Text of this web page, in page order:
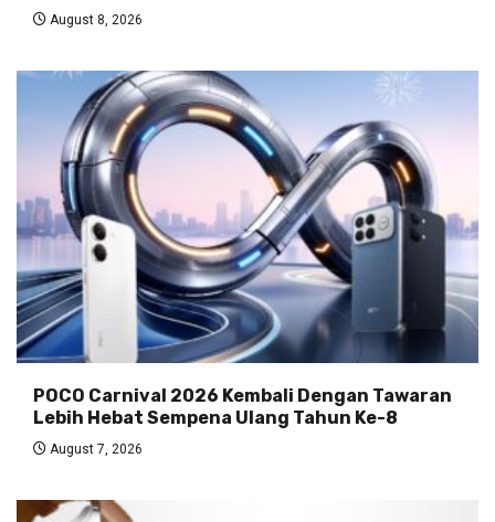
August 8, 2026
POCO Carnival 2026 Kembali Dengan Tawaran
Lebih Hebat Sempena Ulang Tahun Ke-8
August 7, 2026